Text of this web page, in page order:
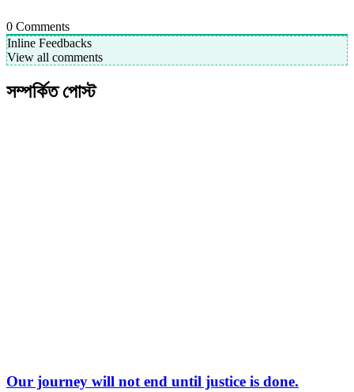
0 Comments
Inline Feedbacks
View all comments
সম্পর্কিত পোস্ট
Our journey will not end until justice is done.